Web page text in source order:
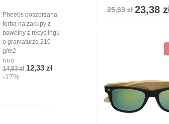
25,63 zł 23,38
Pheebs poszerzana
torba na zakupy z
bawełny z recyclingu
o gramaturze 210
g/m2
nuo
14,93 zł 12,33 zł
-17%